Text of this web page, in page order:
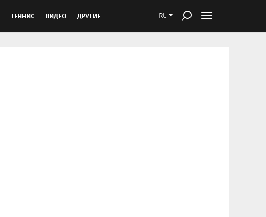
RU
ТЕННИС ВИДЕО ДРУГИЕ